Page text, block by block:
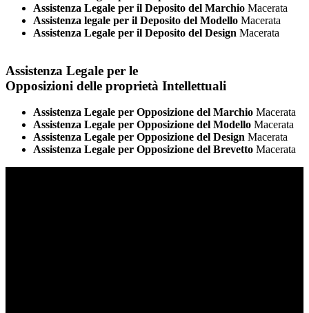
Assistenza Legale per il Deposito del Marchio Macerata
Assistenza legale per il Deposito del Modello Macerata
Assistenza Legale per il Deposito del Design Macerata
Assistenza Legale per le
Opposizioni delle proprietà Intellettuali
Assistenza Legale per Opposizione del Marchio Macerata
Assistenza Legale per Opposizione del Modello Macerata
Assistenza Legale per Opposizione del Design Macerata
Assistenza Legale per Opposizione del Brevetto Macerata